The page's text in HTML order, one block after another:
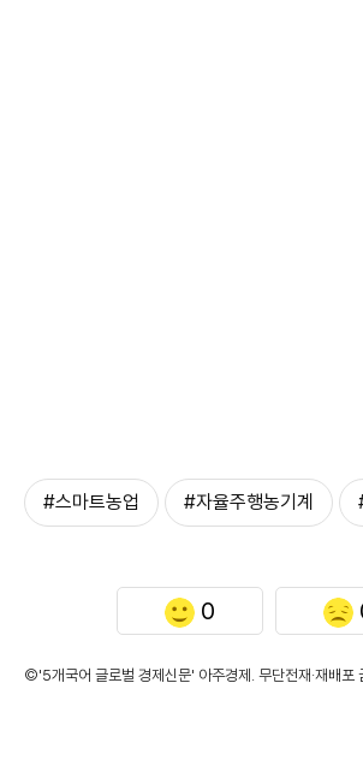
#스마트농업 #자율주행농기계
0
©'5개국어 글로벌 경제신문' 아주경제. 무단전재·재배포